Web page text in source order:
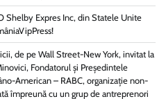
Shelby Expres Inc, din Statele Unite
de pe Wall Street-New York, invitat la
Fondatorul și Președintele
American – RABC, organizație non-
împreună cu un grup de antreprenori